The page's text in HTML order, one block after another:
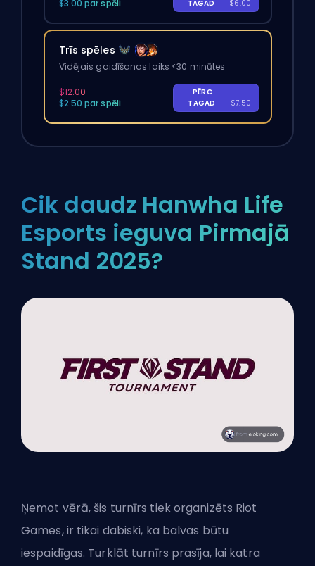
$3.00 par spēli TAGAD $6.00
Trīs spēles
Vidējais gaidīšanas laiks <30 minūtes
$12.00
$2.50 par spēli
PĒRC
TAGAD
-
$7.50
Cik daudz Hanwha Life
Esports ieguva Pirmajā
Stand 2025?
Ņemot vērā, šis turnīrs tiek organizēts Riot
Games, ir tikai dabiski, ka balvas būtu
iespaidīgas. Turklāt turnīrs prasīja, lai katra